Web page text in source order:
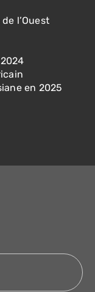
l’Ouest
en 2025